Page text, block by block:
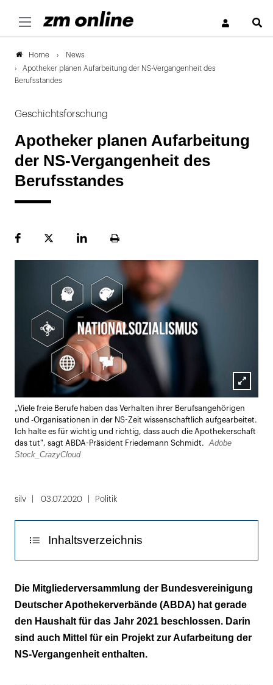
Home
News
Apotheker planen Aufarbeitung der NS-Vergangenheit des
Berufsstandes
Geschichtsforschung
Apotheker planen Aufarbeitung
der NS-Vergangenheit des
Berufsstandes
FacebookPlattformLinekdInSeite
Lightbox
öffnen
„Viele freie Berufe haben das Verhalten ihrer Berufsangehörigen
und -Organisationen in der NS-Zeit wissenschaftlich aufgearbeitet.
Ich halte es für wichtig und richtig, dass auch die Apothekerschaft
das tut", sagt ABDA-Präsident Friedemann Schmidt.
Adobe
Stock_CrazyCloud
silv 03.07.2020 Politik
Inhaltsverzeichnis
Es ist wichtig, dass auch die Apotheker die
NS-Zeit aufarbeiten
Die Mitgliederversammlung der Bundesvereinigung
Deutscher Apothekerverbände (ABDA) hat gerade
den Haushalt für das Jahr 2021 beschlossen. Darin
sind auch Mittel für ein Projekt zur Aufarbeitung der
NS-Vergangenheit enthalten.